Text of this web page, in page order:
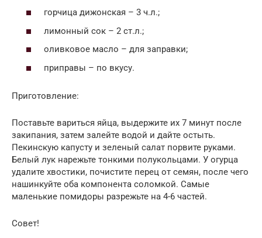
горчица дижонская – 3 ч.л.;
лимонный сок – 2 ст.л.;
оливковое масло – для заправки;
приправы – по вкусу.
Приготовление:
Поставьте вариться яйца, выдержите их 7 минут после
закипания, затем залейте водой и дайте остыть.
Пекинскую капусту и зеленый салат порвите руками.
Белый лук нарежьте тонкими полукольцами. У огурца
удалите хвостики, почистите перец от семян, после чего
нашинкуйте оба компонента соломкой. Самые
маленькие помидоры разрежьте на 4-6 частей.
Совет!